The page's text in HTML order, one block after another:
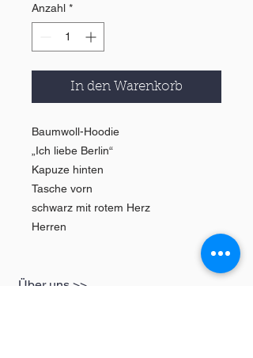
Anzahl *
In den Warenkorb
Baumwoll-Hoodie
„Ich liebe Berlin“
Kapuze hinten
Tasche vorn
schwarz mit rotem Herz
Herren
Über uns >>